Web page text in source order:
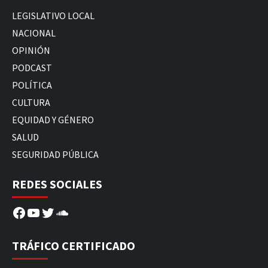
LEGISLATIVO LOCAL
NACIONAL
OPINIÓN
PODCAST
POLÍTICA
CULTURA
EQUIDAD Y GÉNERO
SALUD
SEGURIDAD PÚBLICA
REDES SOCIALES
Facebook
YouTube
Twitter
SoundCloud
TRÁFICO CERTIFICADO